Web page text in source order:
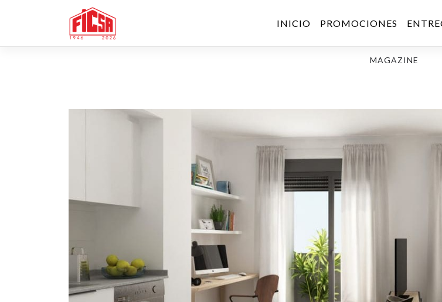
INICIO PROMOCIONES
MAGAZINE